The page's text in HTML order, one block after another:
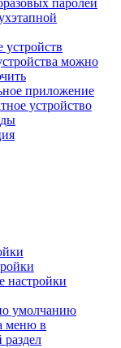
паролей
можно
приложение
устройство
настройки
умолчанию
меню в